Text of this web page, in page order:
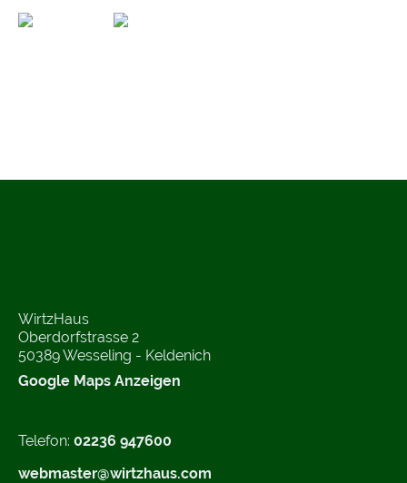
WirtzHaus
Oberdorfstrasse 2
50389 Wesseling - Keldenich
Google Maps Anzeigen
Telefon: 02236 947600
webmaster@wirtzhaus.com